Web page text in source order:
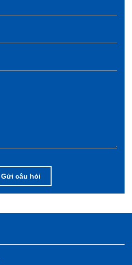
Gửi câu hỏi